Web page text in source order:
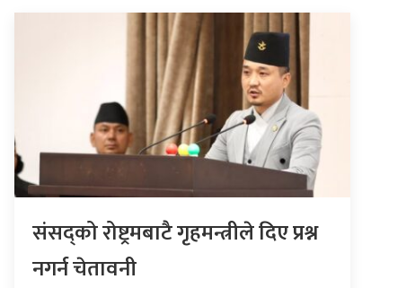
संसद्को रोष्ट्रमबाटै गृहमन्त्रीले दिए प्रश्न
नगर्न चेतावनी